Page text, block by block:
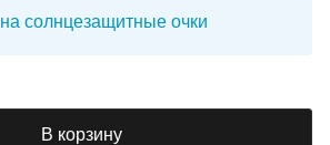
солнцезащитные очки
В корзину